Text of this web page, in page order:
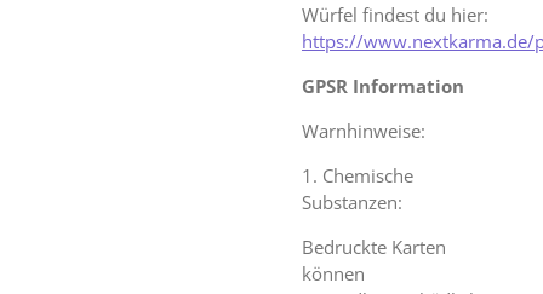
Würfel findest du hier:
https://
GPSR Information
Warnhinweise:
1. Chemische
Substanzen:
Bedruckte Karten
können